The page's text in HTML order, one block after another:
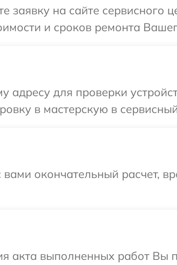
заявку на сайте сервисного
и сроков ремонта
для проверки
в мастерскую в
окончательный расчет,
акта выполненных работ Вы